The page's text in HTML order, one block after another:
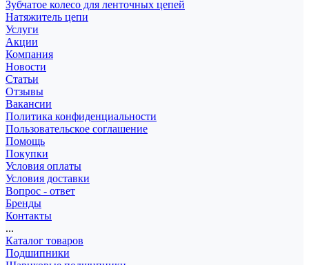
Зубчатое колесо для ленточных цепей
Натяжитель цепи
Услуги
Акции
Компания
Новости
Статьи
Отзывы
Вакансии
Политика конфиденциальности
Пользовательское соглашение
Помощь
Покупки
Условия оплаты
Условия доставки
Вопрос - ответ
Бренды
Контакты
...
Каталог товаров
Подшипники